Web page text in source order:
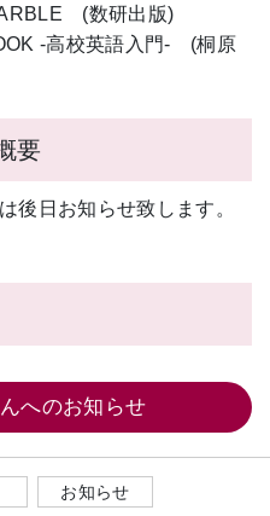
(数研出版)
-高校英語入門- (桐原
要
後日お知らせ致します。
へのお知らせ
お知らせ